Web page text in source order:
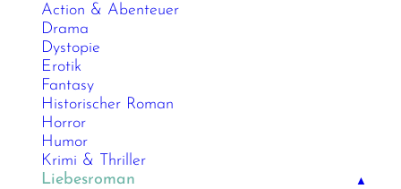
Action & Abenteuer
Drama
Dystopie
Erotik
Fantasy
Historischer Roman
Horror
Humor
Krimi & Thriller
Liebesroman
▲